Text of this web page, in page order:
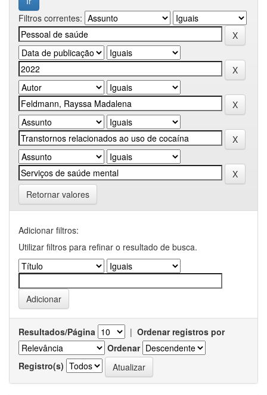
Filtros correntes:
Retornar valores
Adicionar filtros:
Utilizar filtros para refinar o resultado de busca.
Resultados/Página | Ordenar registros por
Ordenar
Registro(s)